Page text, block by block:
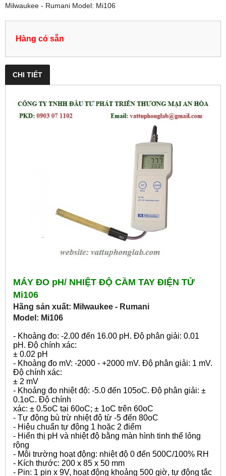
Milwaukee - Rumani Model: Mi106
Hàng có sẵn
CHI TIẾT
MÁY ĐO pH/ NHIỆT ĐỘ CẦM TAY ĐIỆN TỬ
Mi106
Hãng sản xuất: Milwaukee - Rumani
Model: Mi106
- Khoảng đo: -2.00 đến 16.00 pH. Độ phân giải: 0.01
pH. Độ chính xác:
± 0.02 pH
- Khoảng đo mV: -2000 - +2000 mV. Độ phân giải: 1 mV.
Độ chính xác:
± 2 mV
- Khoảng đo nhiệt độ: -5.0 đến 105oC. Độ phân giải: ±
0.1oC. Độ chính
xác: ± 0.5oC tại 60oC; ± 1oC trên 60oC
- Tự động bù trừ nhiệt độ từ -5 đến 80oC
- Hiệu chuẩn tự động 1 hoặc 2 điểm
- Hiển thị pH và nhiệt độ bằng màn hình tinh thể lỏng
rộng
- Môi trường hoạt động: nhiệt độ 0 đến 500C/100% RH
- Kích thước: 200 x 85 x 50 mm
- Pin: 1 pin x 9V, hoạt động khoảng 500 giờ, tự động tắc